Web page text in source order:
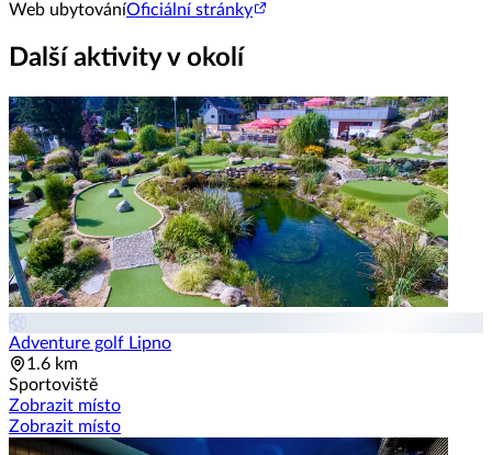
Web ubytováníOficiální stránky
Další aktivity v okolí
Adventure golf Lipno
1.6 km
Sportoviště
Zobrazit místo
Zobrazit místo